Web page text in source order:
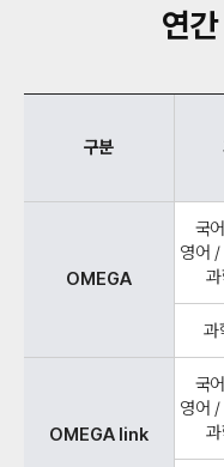
연
구분
OMEGA
국
영어
과
과
OMEGA link
국
영어
과